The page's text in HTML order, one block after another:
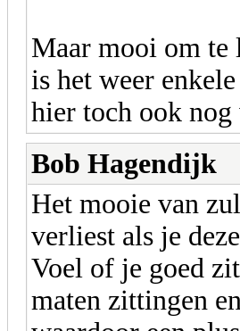
Maar mooi om te
is het weer
hier toch ook
Bob Hagendijk
Het mooie van
verliest als je
Voel of je goed
maten zittingen